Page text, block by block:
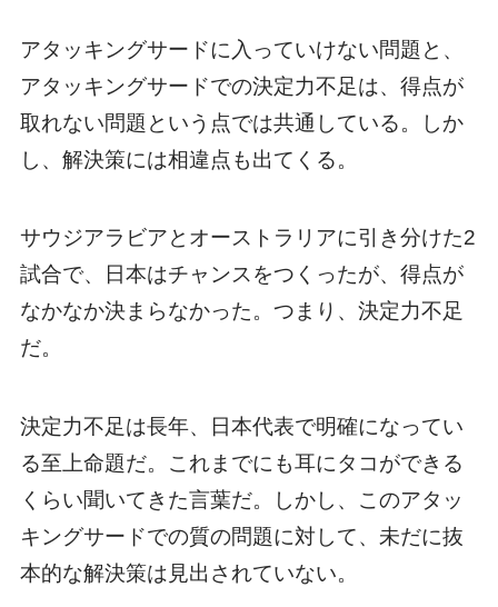
アタッキングサードに入っていけない問題と、
アタッキングサードでの決定力不足は、得点が
取れない問題という点では共通している。しか
し、解決策には相違点も出てくる。
サウジアラビアとオーストラリアに引き分けた2
試合で、日本はチャンスをつくったが、得点が
なかなか決まらなかった。つまり、決定力不足
だ。
決定力不足は長年、日本代表で明確になってい
る至上命題だ。これまでにも耳にタコができる
くらい聞いてきた言葉だ。しかし、このアタッ
キングサードでの質の問題に対して、未だに抜
本的な解決策は見出されていない。